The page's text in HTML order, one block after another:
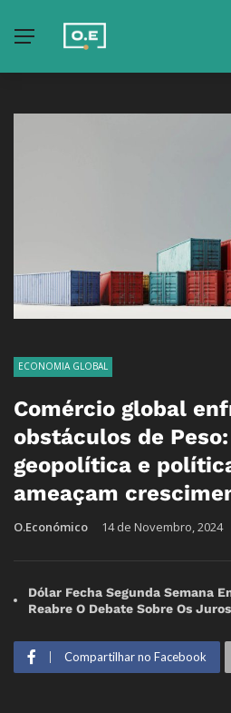
ECONOMIA GLOBAL
Comércio global
obstáculos de
geopolítica e
ameaçam
O.Económico 14 de Novembro, 2024
Dólar Fecha Segunda Semana
Reabre O Debate Sobre Os
Compartilhar no Facebook